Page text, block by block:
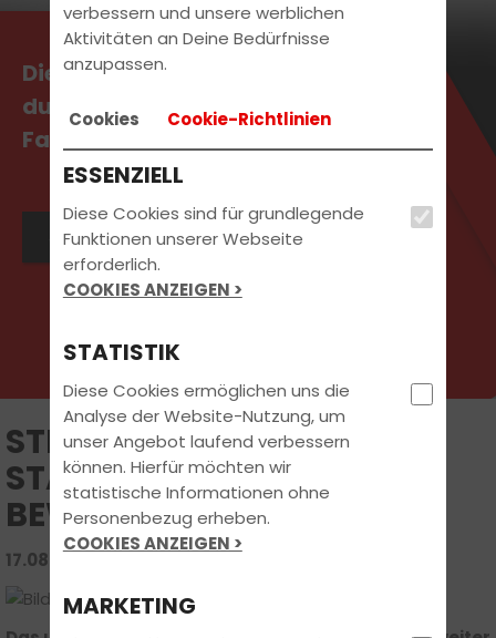
Die aktuellsten News erhältst
du direkt bei uns in der
Fahrschule.
Jetzt Kontakt aufnehmen
STRESSFAKTOR
STADTVERKEHR: SO
BEWAHREN SIE DIE RUHE
17.08.2024 | FAHRSCHUL-WISSEN
verbessern und unsere werblichen
Aktivitäten an Deine Bedürfnisse
anzupassen.
Cookies Cookie-Richtlinien
ESSENZIELL
Diese Cookies sind für grundlegende
Funktionen unserer Webseite
erforderlich.
COOKIES ANZEIGEN >
STATISTIK
Diese Cookies ermöglichen uns die
Analyse der Website-Nutzung, um
unser Angebot laufend verbessern
können. Hierfür möchten wir
statistische Informationen ohne
Personenbezug erheben.
COOKIES ANZEIGEN >
MARKETING